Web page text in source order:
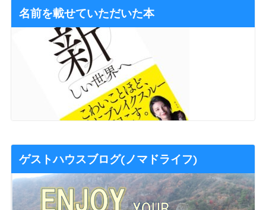
名前を載せていただいた本
ゲストハウスブログ(ノマドライフ)